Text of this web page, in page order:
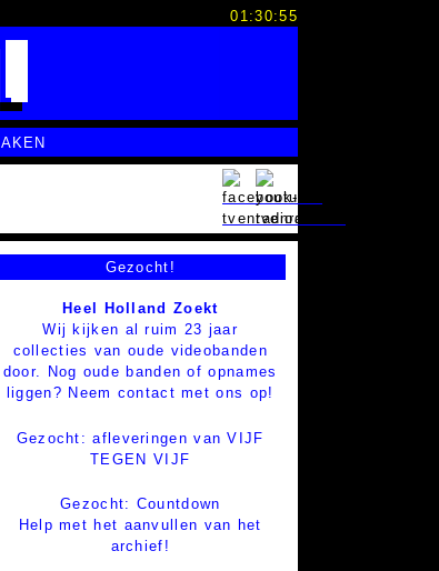
01:30:56
Gezocht!
Heel Holland Zoekt
Wij kijken al ruim 23 jaar
collecties van oude videobanden
door. Nog oude banden of opnames
liggen? Neem contact met ons op!
Gezocht: afleveringen van VIJF
TEGEN VIJF
Gezocht: Countdown
Help met het aanvullen van het
archief!